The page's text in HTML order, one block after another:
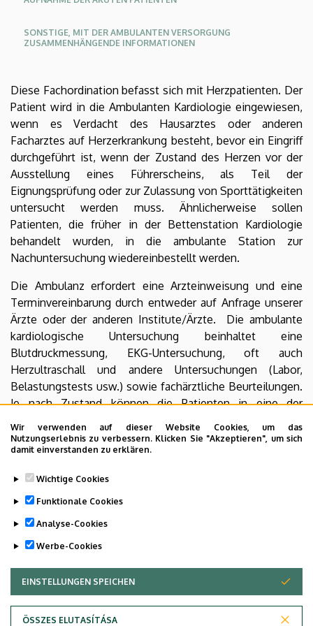
Wir verwenden auf dieser Website Cookies, um das
Nutzungserlebnis zu verbessern. Klicken Sie "Akzeptieren", um sich
damit einverstanden zu erklären.
Wichtige Cookies
Funktionale Cookies
Analyse-Cookies
Werbe-Cookies
EINSTELLUNGEN SPEICHEN
ÖSSZES ELUTASÍTÁSA
ZUSTIMMUNG ZURÜCKZIEHEN
SONSTIGE, MIT DER AMBULANTEN VERSORGUNG
ZUSAMMENHÄNGENDE INFORMATIONEN
Diese Fachordination befasst sich mit Herzpatienten. Der
Patient wird in die Ambulanten Kardiologie eingewiesen,
wenn es Verdacht des Hausarztes oder anderen
Facharztes auf Herzerkrankung besteht, bevor ein Eingriff
durchgeführt ist, wenn der Zustand des Herzen vor der
Ausstellung eines Führerscheins, als Teil der
Eignungsprüfung oder zur Zulassung von Sporttätigkeiten
untersucht werden muss. Ähnlicherweise sollen
Patienten, die früher in der Bettenstation Kardiologie
behandelt wurden, in die ambulante Station zur
Nachuntersuchung wiedereinbestellt werden.
Die Ambulanz erfordert eine Arzteinweisung und eine
Terminvereinbarung durch entweder auf Anfrage unserer
Ärzte oder der anderen Institute/Ärzte. Die ambulante
kardiologische Untersuchung beinhaltet eine
Blutdruckmessung, EKG-Untersuchung, oft auch
Herzultraschall und andere Untersuchungen (Labor,
Belastungstests usw.) sowie fachärztliche Beurteilungen.
Je nach Zustand können die Patienten in eine der
überwiesen werden, wie z.B. Herzinsuffizienz,
Herzrhythmusstörungen und Herzschrittmacher,
Diabetologie, strukturelle Herzerkrankungen,
Onkokardiologie, pulmonale Hypertonie,
Sportkardiologie, Schwangerschaftskardiologie.
Last update: